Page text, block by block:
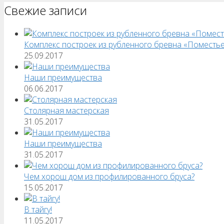
Свежие записи
Комплекс построек из рубленного бревна
25.09.2017
Наши преимущества
06.06.2017
Столярная мастерская
31.05.2017
Наши преимущества
31.05.2017
Чем хорош дом из профилированного бруса?
15.05.2017
В тайгу!
11.05.2017